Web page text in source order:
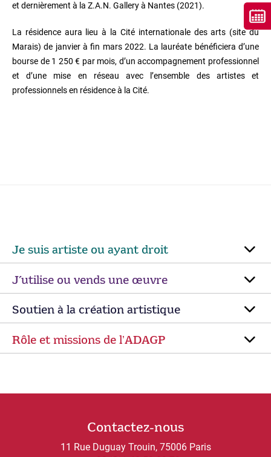
et dernièrement à la Z.A.N. Gallery à Nantes (2021).
La résidence aura lieu à la Cité internationale des arts (site du
Marais) de janvier à fin mars 2022. La lauréate bénéficiera d’une
bourse de 1 250 € par mois, d’un accompagnement professionnel
et d’une mise en réseau avec l’ensemble des artistes et
professionnels en résidence à la Cité.
Je suis artiste ou ayant droit
J’utilise ou vends une œuvre
Soutien à la création artistique
Rôle et missions de lʼADAGP
Contactez-nous
11 Rue Duguay Trouin, 75006 Paris